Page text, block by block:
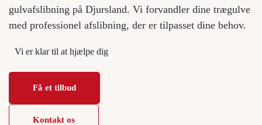
gulvafslibning på Djursland. Vi forvandler dine trægulve
med professionel afslibning, der er tilpasset dine behov.
Vi er klar til at hjælpe dig
Få et tilbud
Kontakt os